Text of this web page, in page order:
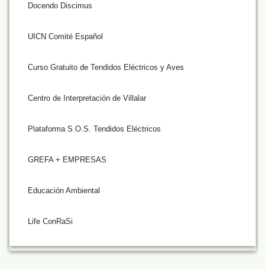
Docendo Discimus
UICN Comité Español
Curso Gratuito de Tendidos Eléctricos y Aves
Centro de Interpretación de Villalar
Plataforma S.O.S. Tendidos Eléctricos
GREFA + EMPRESAS
Educación Ambiental
Life ConRaSi